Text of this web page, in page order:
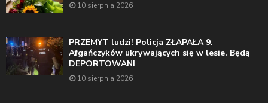
10 sierpnia 2026
PRZEMYT ludzi! Policja ZŁAPAŁA 9.
Afgańczyków ukrywających się w lesie. Będą
DEPORTOWANI
10 sierpnia 2026